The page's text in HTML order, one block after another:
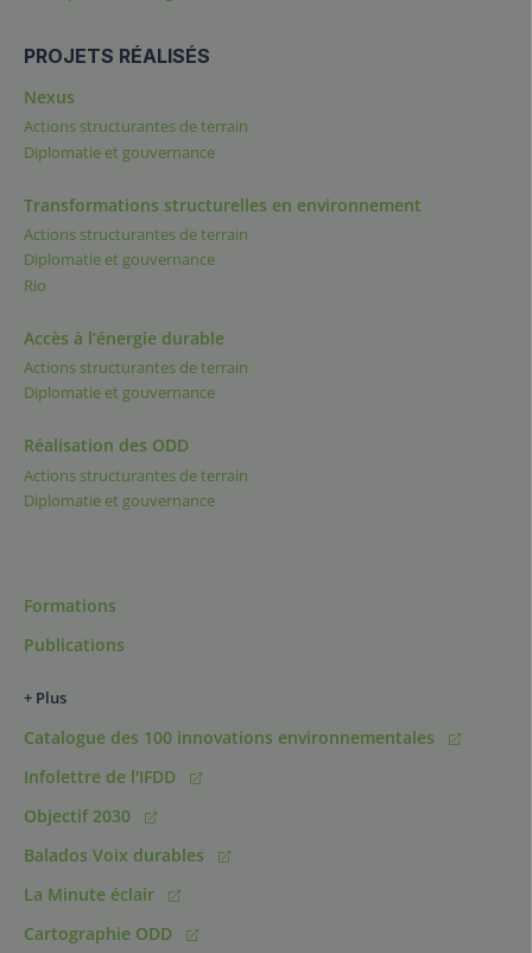
PROJETS RÉALISÉS
Nexus
Actions structurantes de terrain
Diplomatie et gouvernance
Transformations structurelles en environnement
Actions structurantes de terrain
Diplomatie et gouvernance
Rio
Accès à l’énergie durable
Actions structurantes de terrain
Diplomatie et gouvernance
Réalisation des ODD
Actions structurantes de terrain
Diplomatie et gouvernance
Formations
Publications
+ Plus
Catalogue des 100 innovations environnementales
Infolettre de l'IFDD
Objectif 2030
Balados Voix durables
La Minute éclair
Cartographie ODD